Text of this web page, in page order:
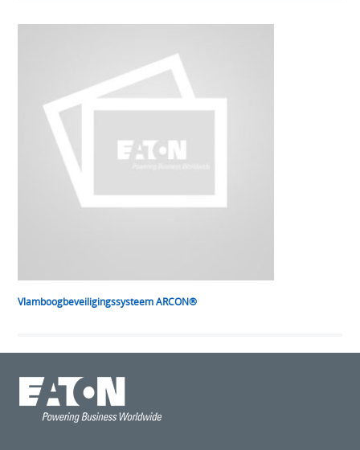
Vlamboogbeveiligingssysteem ARCON®